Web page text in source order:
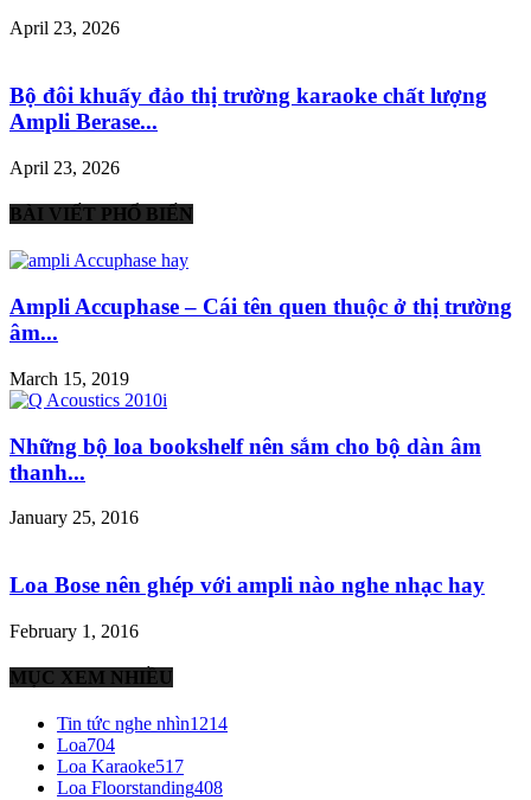
April 23, 2026
Bộ đôi khuấy đảo thị trường karaoke chất lượng
Ampli Berase...
April 23, 2026
BÀI VIẾT PHỔ BIẾN
Ampli Accuphase – Cái tên quen thuộc ở thị trường
âm...
March 15, 2019
Những bộ loa bookshelf nên sắm cho bộ dàn âm
thanh...
January 25, 2016
Loa Bose nên ghép với ampli nào nghe nhạc hay
February 1, 2016
MỤC XEM NHIỀU
Tin tức nghe nhìn1214
Loa704
Loa Karaoke517
Loa Floorstanding408